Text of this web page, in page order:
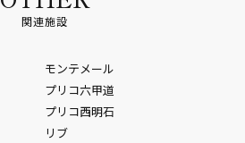
関連施設
モンテメール
プリコ六甲道
プリコ西明石
リブ